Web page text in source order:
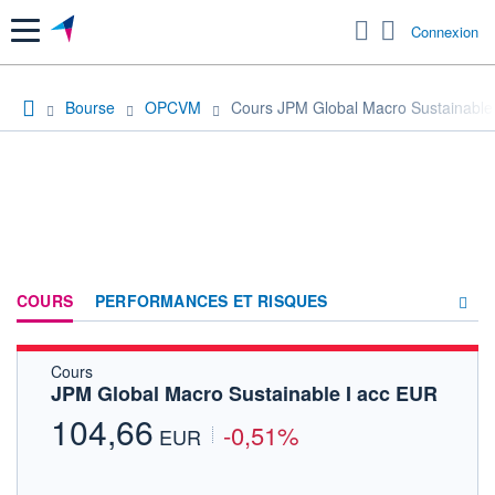
Menu Connexion
Bourse OPCVM Cours JPM Global Macro
COURS PERFORMANCES ET RISQUES
Cours
JPM Global Macro Sustainable I acc EUR
104,66 EUR -0,51%